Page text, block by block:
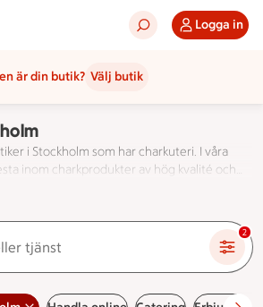
Logga in
är din butik? Välj butik
i Stockholm som har charkuteri. I våra
inom charkprodukter av hög kvalité och
2